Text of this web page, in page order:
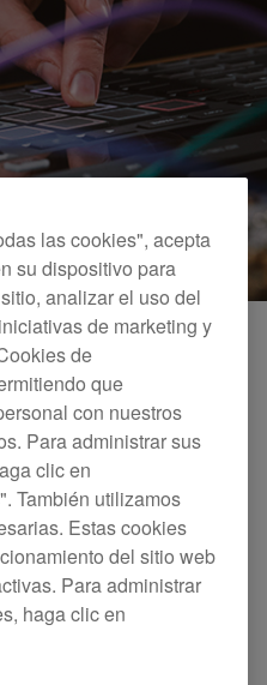
las funciones utilizando
a modos
una gran variedad de
el modo Trigger para
escalas y graba
y agrega matices
las cookies", acepta
su dispositivo para
analizar el uso del
de marketing y
de
que
con nuestros
Para administrar sus
clic en
También utilizamos
Estas cookies
del sitio web
Para administrar
haga clic en